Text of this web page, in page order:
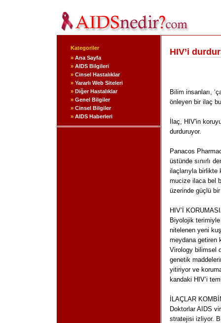
Kategoriler
» Ana Sayfa
» AIDS Bilgileri
» Cinsel Hastalıklar
» Yararlı Web Siteleri
» Diğer Hastalıklar
» Genel Bilgiler
» Cinsel Bilgiler
» AIDS Haberleri
HIV’i
Bilim insanları,
önleyen bir ilaç
İlaç, HIV'in
durduruyor.
Panacos
üstünde sınırlı
ilaçlarıyla birlikte
mucize ilaca bel
üzerinde güçlü
HIV’İ
Biyolojik
nitelenen yeni
meydana getiren
Virology bilimsel
genetik
yitiriyor ve
kandaki HIV’i
İLAÇLAR
Doktorlar AIDS
stratejisi izliyor.